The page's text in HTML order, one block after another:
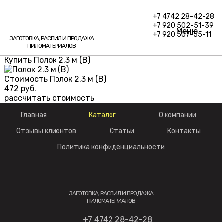
ЗАГОТОВКА, РАСПИЛ И ПРОДАЖА
ПИЛОМАТЕРИАЛОВ
+7 4742 28-42-28
+7 920 502-51-39
+7 920 507-55-11
Меню
Купить Полок 2.3 м (В)
Стоимость Полок 2.3 м (В)
472 руб.
рассчитать стоимость
ЗАГОТОВКА, РАСПИЛ И ПРОДАЖА
ПИЛОМАТЕРИАЛОВ
Главная Каталог
О компании
Отзывы клиентов
Статьи
Контакты
Политика конфиденциальности
+7 4742 28-42-28